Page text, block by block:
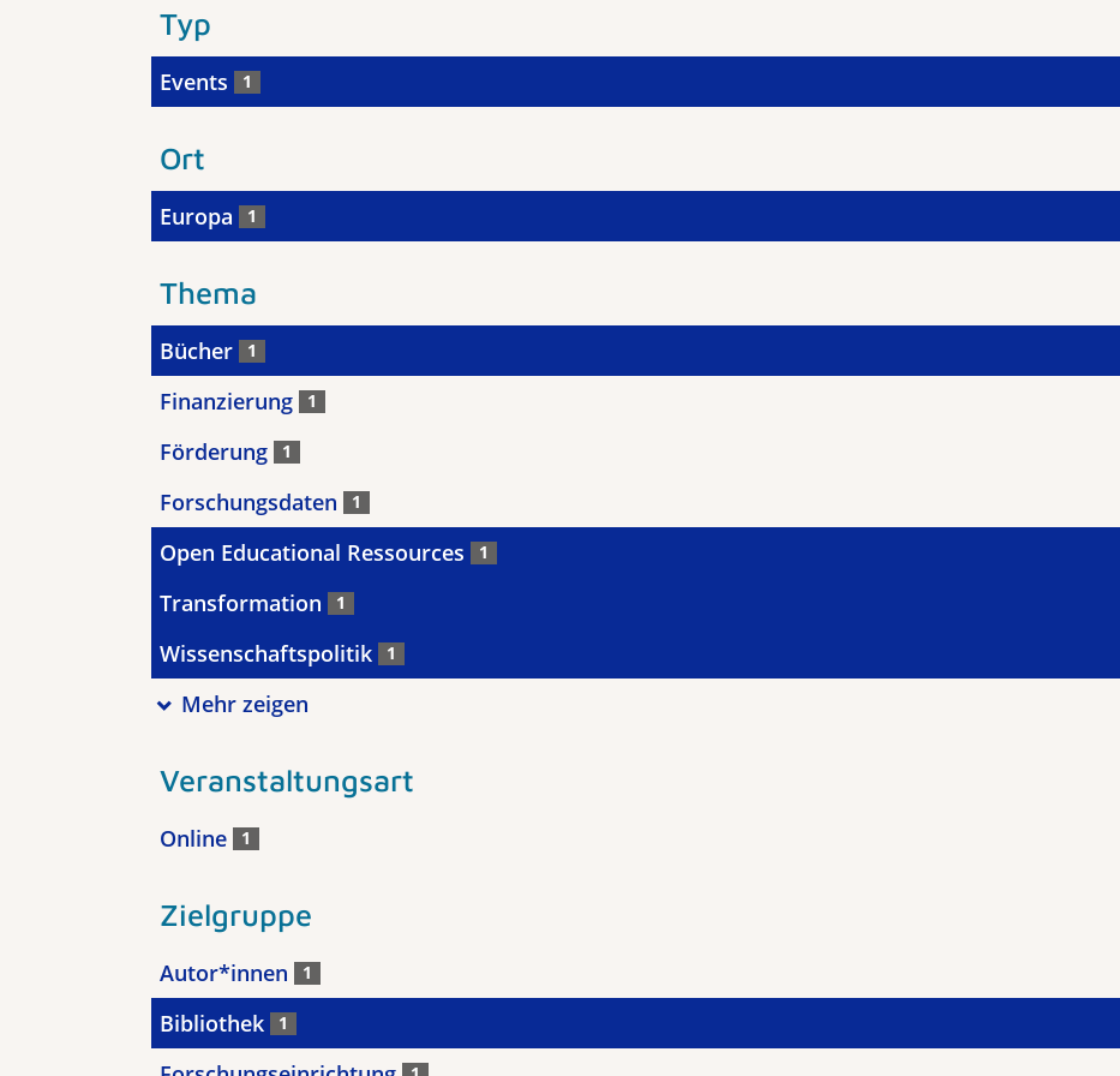
Typ
Events 1
Ort
Europa 1
Thema
Bücher 1
Finanzierung 1
Förderung 1
Forschungsdaten 1
Open Educational Ressources 1
Transformation 1
Wissenschaftspolitik 1
Mehr zeigen
Veranstaltungsart
Online 1
Zielgruppe
Autor*innen 1
Bibliothek 1